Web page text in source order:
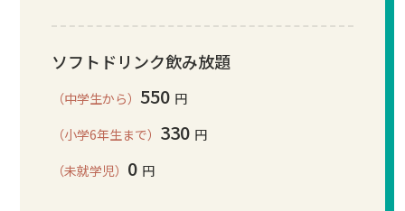
ソフトドリンク飲み放題
（中学生から） 550 円
（小学6年生まで） 330 円
（未就学児） 0 円